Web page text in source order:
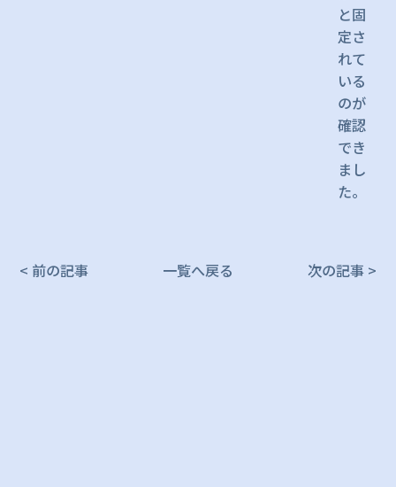
と固
定さ
れて
いる
のが
確認
でき
まし
た。
< 前の記事 一覧へ戻る 次の記事 >